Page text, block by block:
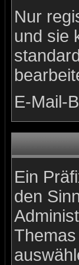
Nur
und sie
E-Mail-
Ein
den